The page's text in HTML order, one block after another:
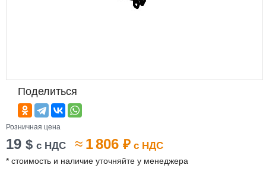
Поделиться
Розничная цена
19 $ с НДС ≈ 1 806 ₽ с НДС
* стоимость и наличие уточняйте у менеджера